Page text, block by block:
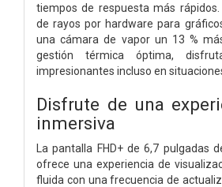
tiempos de respuesta más
de rayos por hardware para
una cámara de vapor un 13 %
gestión térmica óptima,
impresionantes incluso en
Disfrute de una
inmersiva
La pantalla FHD+ de 6,7 pulgadas
ofrece una experiencia de
fluida con una frecuencia de